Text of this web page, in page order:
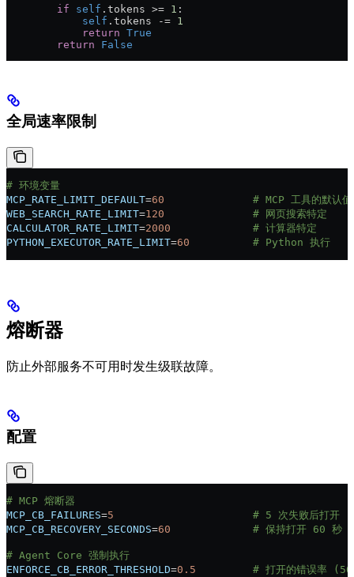
        if
self .tokens >= 1 :
            self
.tokens -= 1
            return
True
        return
False
全局速率限制
# 环境变量
MCP_RATE_LIMIT_DEFAULT=60
              # MCP 工具的默认值
WEB_SEARCH_RATE_LIMIT=120
              # 网页搜索特定
CALCULATOR_RATE_LIMIT=2000
             # 计算器特定
PYTHON_EXECUTOR_RATE_LIMIT=60
          # Python 执行
熔断器
防止外部服务不可用时发生级联故障。
配置
# MCP 熔断器
MCP_CB_FAILURES=5
                      # 5 次失败后打开
MCP_CB_RECOVERY_SECONDS=60
             # 保持打开 60 秒
# Agent Core 强制执行
ENFORCE_CB_ERROR_THRESHOLD=0.5
# 打开的错误率